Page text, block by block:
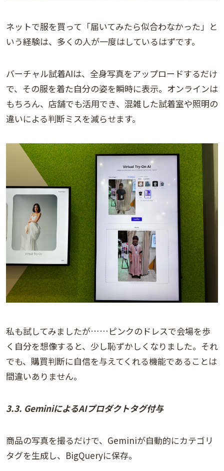
ネットで服を買って「届いてみたら似合わなかった」と
いう経験は、多くの人が一度はしているはずです。
バーチャル試着AIは、全身写真をアップロードするだけ
で、その服を着た自分の姿を瞬時に表示。オンラインは
もちろん、店舗でも活用でき、混雑した試着室や照明の
違いによる判断ミスを減らせます。
私も試してみましたが……ピンクのドレスで会場を歩
く自分を想像すると、少し恥ずかしくなりました。それ
でも、購買判断に自信を与えてくれる機能であることは
間違いありません。
3.3. GeminiによるAIプロダクトタグ付与
商品の写真を撮るだけで、Geminiが自動的にカテゴリ
タグを生成し、BigQueryに保存。